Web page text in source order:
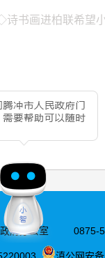
诗书画进柏联希望